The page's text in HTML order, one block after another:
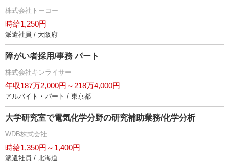
株式会社トーコー
時給1,250円
派遣社員 / 大阪府
障がい者採用/事務 パート
株式会社キンライサー
年収187万2,000円～218万4,000円
アルバイト・パート / 東京都
大学研究室で電気化学分野の研究補助業務/化学分析
WDB株式会社
時給1,350円～1,400円
派遣社員 / 北海道